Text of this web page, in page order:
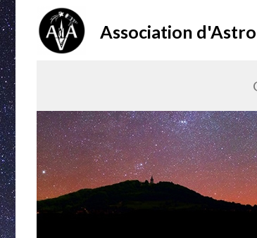
Association